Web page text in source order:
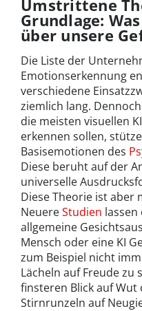
Umstrittene
Grundlage:
über unsere
Die Liste der
Emotionserkennung
verschiedene
ziemlich lang.
die meisten visuellen
erkennen sollen,
Basisemotionen des
Diese beruht auf der
universelle
Diese Theorie ist
NeuereStudien lassen
allgemeine
Mensch oder eine KI
zum Beispiel nicht
Lächeln auf Freude zu
finsteren Blick auf Wut
Stirnrunzeln auf